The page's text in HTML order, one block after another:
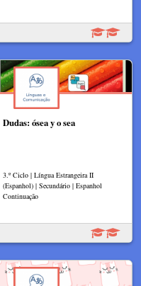
Dudas: ósea y o sea
3.º Ciclo | Língua Estrangeira II
(Espanhol) | Secundário | Espanhol
Continuação